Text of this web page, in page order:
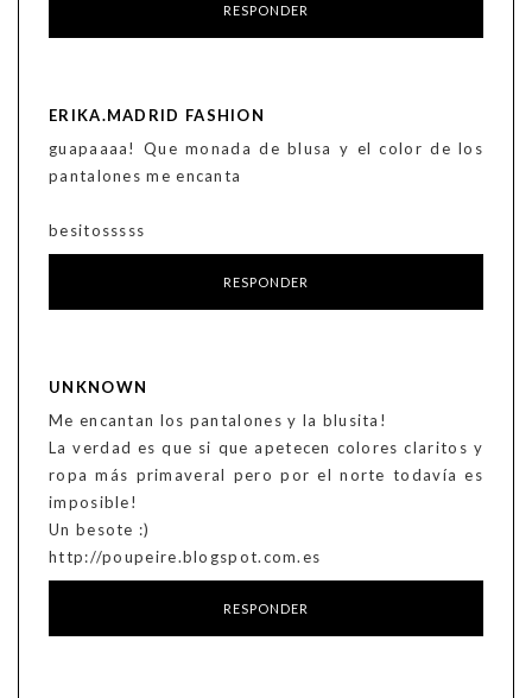
RESPONDER
ERIKA.MADRID FASHION
guapaaaa! Que monada de blusa y el color de los
pantalones me encanta
besitosssss
RESPONDER
UNKNOWN
Me encantan los pantalones y la blusita!
La verdad es que si que apetecen colores claritos y
ropa más primaveral pero por el norte todavía es
imposible!
Un besote :)
http://poupeire.blogspot.com.es
RESPONDER